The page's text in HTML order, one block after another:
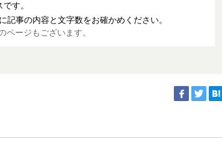
す。
記事の内容と文字数をお確かめください。
ページもございます。